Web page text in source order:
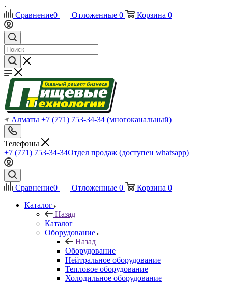
Сравнение0 Отложенные 0 Корзина 0
Алматы +7 (771) 753-34-34 (многоканальный)
Телефоны
+7 (771) 753-34-34Отдел продаж (доступен whatsapp)
Сравнение0 Отложенные 0 Корзина 0
Каталог
Назад
Каталог
Оборудование
Назад
Оборудование
Нейтральное оборудование
Тепловое оборудование
Холодильное оборудование